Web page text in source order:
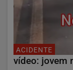
ACIDENTE
vídeo: jovem